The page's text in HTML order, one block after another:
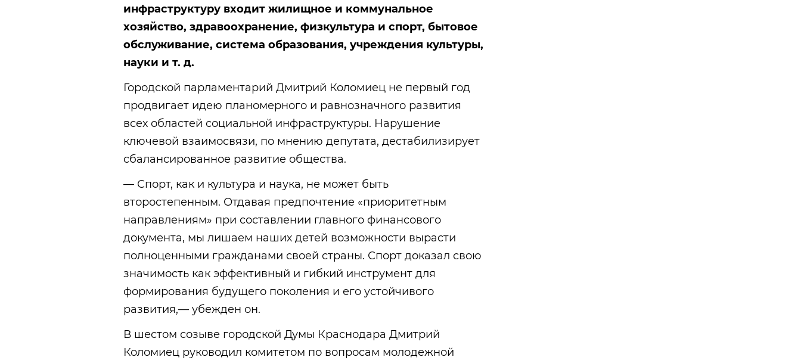
инфраструктуру входит жилищное и коммунальное
хозяйство, здравоохранение, физкультура и спорт, бытовое
обслуживание, система образования, учреждения культуры,
науки и т. д.
Городской парламентарий Дмитрий Коломиец не первый год
продвигает идею планомерного и равнозначного развития
всех областей социальной инфраструктуры. Нарушение
ключевой взаимосвязи, по мнению депутата, дестабилизирует
сбалансированное развитие общества.
— Спорт, как и культура и наука, не может быть
второстепенным. Отдавая предпочтение «приоритетным
направлениям» при составлении главного финансового
документа, мы лишаем наших детей возможности вырасти
полноценными гражданами своей страны. Спорт доказал свою
значимость как эффективный и гибкий инструмент для
формирования будущего поколения и его устойчивого
развития,— убежден он.
В шестом созыве городской Думы Краснодара Дмитрий
Коломиец руководил комитетом по вопросам молодежной